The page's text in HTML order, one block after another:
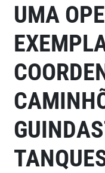
UMA